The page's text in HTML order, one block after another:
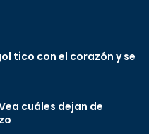
tico con el corazón y se
cuáles dejan de